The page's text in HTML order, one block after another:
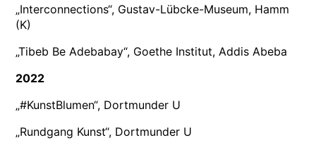
„Interconnections“, Gustav-Lübcke-Museum, Hamm
(K)
„Tibeb Be Adebabay“, Goethe Institut, Addis Abeba
2022
„#KunstBlumen“, Dortmunder U
„Rundgang Kunst“, Dortmunder U